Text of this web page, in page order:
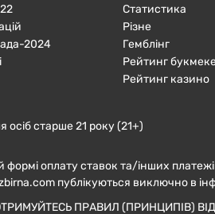
2024
Статистика
Різне
Гемблінг
Рейтинг
Рейтинг казино
осіб старше 21 року (21+)
оплату ставок та/інших
публікуються виключно в
ПРАВИЛ (ПРИНЦИПІВ)